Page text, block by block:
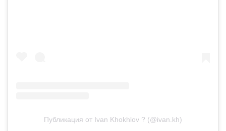
Публикация от Ivan Khokhlov ? (@ivan.kh)